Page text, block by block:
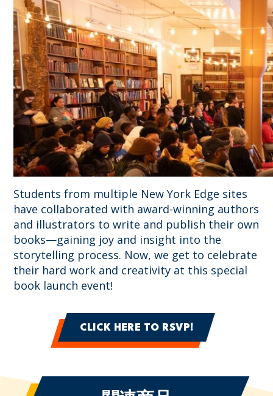
Students from multiple New York Edge sites
have collaborated with award-winning authors
and illustrators to write and publish their own
books—gaining joy and insight into the
storytelling process. Now, we get to celebrate
their hard work and creativity at this special
book launch event!
CLICK HERE TO RSVP!